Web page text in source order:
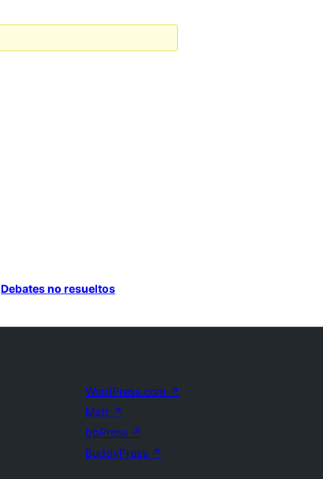
Debates no resueltos
WordPress.com ↗
Matt ↗
bbPress ↗
BuddyPress ↗